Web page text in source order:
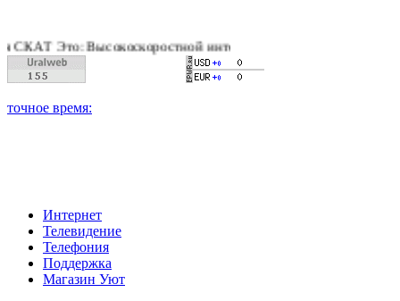
Это: Высокоскоростной интернет, качественное цифровое
Интернет
Телевидение
Телефония
Поддержка
Магазин Уют